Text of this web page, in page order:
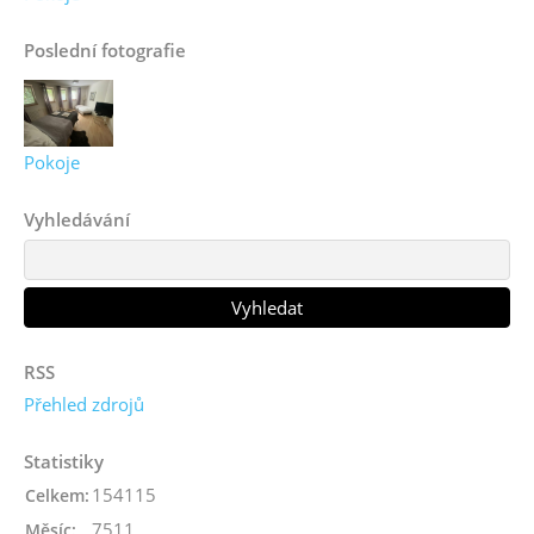
Poslední fotografie
Pokoje
Vyhledávání
RSS
Přehled zdrojů
Statistiky
Celkem: 154115
7511